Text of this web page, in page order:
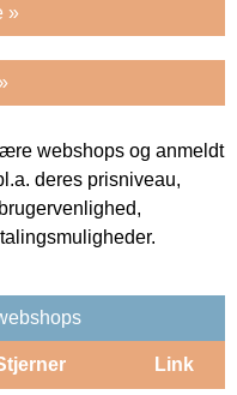
»
webshops og anmeldt
deres prisniveau,
Link